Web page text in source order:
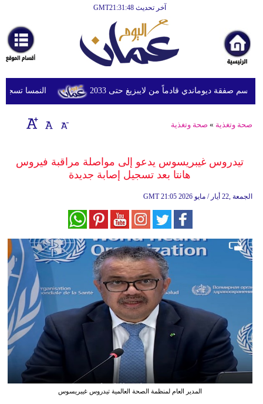
آخر تحديث GMT21:31:48
أخبارعاجلة
رياضة
ثقافة
إقتصاد
وموسيقى
سياحة
وسفر
ديكور
أخبار
إعلام
تعليم
النمسا تسجل أعلى صفقة ديوماندي قادماً من لايبزيغ حتى 2033
صحة وتغذية » صحة وتغذية
تيدروس غيبريسوس يدعو إلى مواصلة مراقبة فيروس
هانتا بعد تسجيل إصابة جديدة
GMT 21:05 2026 الجمعة ,22 أيار / مايو
المدير العام لمنظمة الصحة العالمية تيدروس غيبريسوس